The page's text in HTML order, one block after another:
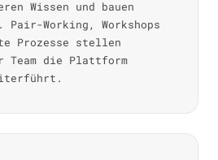
Wissen und bauen
Working, Workshops
Prozesse stellen
die Plattform